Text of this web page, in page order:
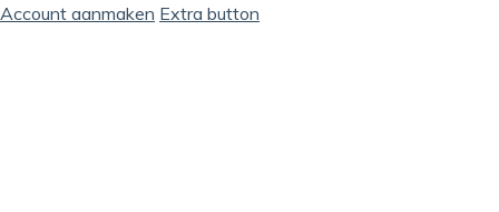
Account aanmaken Extra button